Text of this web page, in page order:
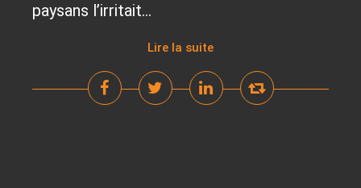
paysans l’irritait...
Lire la suite